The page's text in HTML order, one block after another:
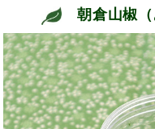
朝倉山椒